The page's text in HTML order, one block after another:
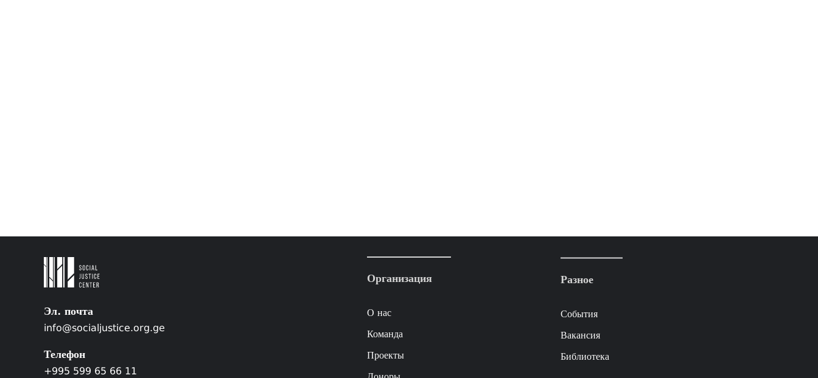
Эл. почта
info@socialjustice.org.ge
Телефон
+995 599 65 66 11
Организация
О нас
Команда
Проекты
Разное
События
Вакансия
Библиотека